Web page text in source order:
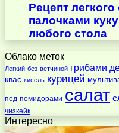
Рецепт
палочками
любого стола
Облако меток
Легкий без ветчиной грибами
квас кисель курицей
под помидорами салат
чизкейк
Интересно